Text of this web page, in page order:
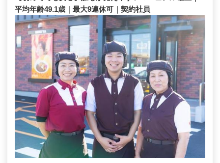
平均年齢49.1歳｜最大9連休可｜契約社員